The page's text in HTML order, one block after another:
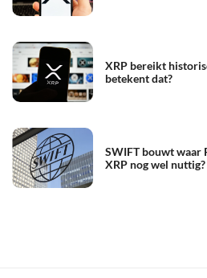
XRP bereikt
betekent dat?
SWIFT bouwt waar
XRP nog wel nuttig?